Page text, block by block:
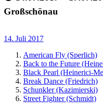
letzten
Jahre
Großschönau
14. Juli 2017
American Fly (Sperlich)
Back to the Future
Black Pearl (Heinerici-
Break Dance (Friedrich)
Schunkler (Kazimierski)
Street Fighter (Schmidt)